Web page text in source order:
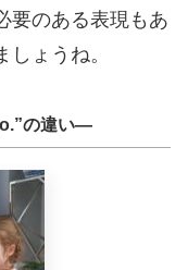
要のある表現もあ
ょうね。
の違い―